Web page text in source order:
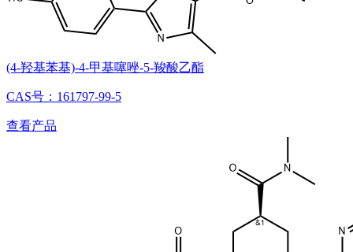
(4-羟基苯基)-4-甲基噻唑-5-羧酸乙酯
CAS号：161797-99-5
查看产品